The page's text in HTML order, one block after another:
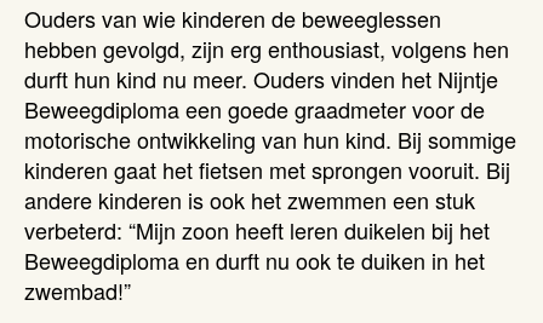
Ouders van wie kinderen de beweeglessen
hebben gevolgd, zijn erg enthousiast, volgens hen
durft hun kind nu meer. Ouders vinden het Nijntje
Beweegdiploma een goede graadmeter voor de
motorische ontwikkeling van hun kind. Bij sommige
kinderen gaat het fietsen met sprongen vooruit. Bij
andere kinderen is ook het zwemmen een stuk
verbeterd: “Mijn zoon heeft leren duikelen bij het
Beweegdiploma en durft nu ook te duiken in het
zwembad!”